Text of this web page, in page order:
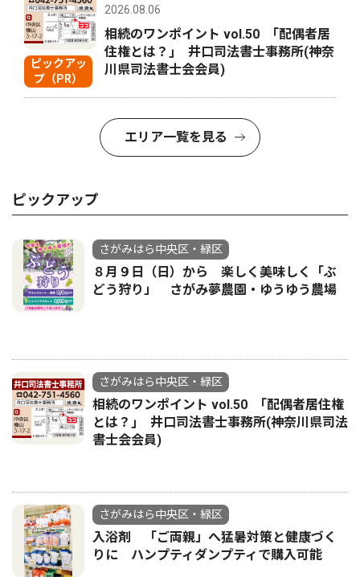
ピックアッ
プ（PR）
2026.08.06
相続のワンポイント vol.50 ｢配偶者居
住権とは？｣ 井口司法書士事務所(神奈
川県司法書士会会員)
エリア一覧を見る
ピックアップ
さがみはら中央区・緑区
８月９日（日）から 楽しく美味しく「ぶ
どう狩り」 さがみ夢農園・ゆうゆう農場
さがみはら中央区・緑区
相続のワンポイント vol.50 ｢配偶者居住権
とは？｣ 井口司法書士事務所(神奈川県司法
書士会会員)
さがみはら中央区・緑区
入浴剤 「ご両親」へ猛暑対策と健康づく
りに ハンプティダンプティで購入可能